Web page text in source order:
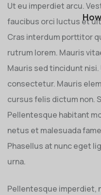
Ut eu imperdiet arcu.
faucibus orci luctus et
Cras interdum porttitor
rutrum lorem. Mauris
Mauris sed tincidunt
consectetur. Mauris
cursus felis dictum non.
Pellentesque habitant
netus et malesuada
Phasellus at nunc eget
urna.
Pellentesque imperdiet,